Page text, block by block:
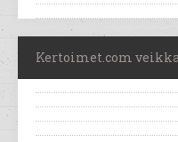
Kertoimet.com